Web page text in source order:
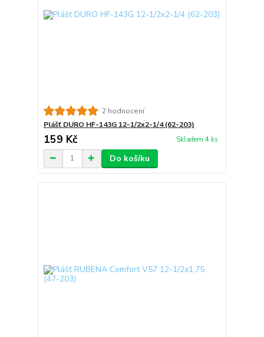
2 hodnocení
Plášť DURO HF-143G 12-1/2x2-1/4 (62-203)
159 Kč Skladem 4 ks
Do košíku